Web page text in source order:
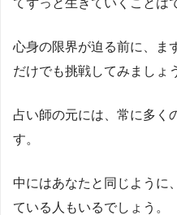
てずっと生きていくことは
心身の限界が迫る前に、ま
だけでも挑戦してみましょ
占い師の元には、常に多く
す。
中にはあなたと同じように
ている人もいるでしょう。